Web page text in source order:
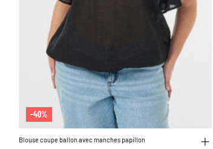
-40%
Blouse coupe ballon avec manches papillon